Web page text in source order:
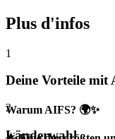
Plus d'infos
1
Deine Vorteile mit
Warum AIFS? 🌍✨
2
Länderwahl